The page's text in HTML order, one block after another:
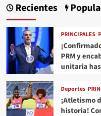
Recientes
PRINCIPALES
PRM y
unitaria
Deportes
¡Atletismo
historia!